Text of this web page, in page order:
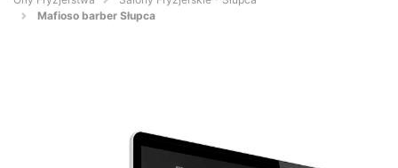
Mafioso barber Słupca